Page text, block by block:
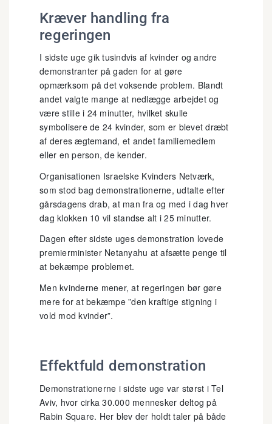
Kræver handling fra
regeringen
I sidste uge gik tusindvis af kvinder og andre
demonstranter på gaden for at gøre
opmærksom på det voksende problem. Blandt
andet valgte mange at nedlægge arbejdet og
være stille i 24 minutter, hvilket skulle
symbolisere de 24 kvinder, som er blevet dræbt
af deres ægtemand, et andet familiemedlem
eller en person, de kender.
Organisationen Israelske Kvinders Netværk,
som stod bag demonstrationerne, udtalte efter
gårsdagens drab, at man fra og med i dag hver
dag klokken 10 vil standse alt i 25 minutter.
Dagen efter sidste uges demonstration lovede
premierminister Netanyahu at afsætte penge til
at bekæmpe problemet.
Men kvinderne mener, at regeringen bør gøre
mere for at bekæmpe ”den kraftige stigning i
vold mod kvinder”.
Effektfuld demonstration
Demonstrationerne i sidste uge var størst i Tel
Aviv, hvor cirka 30.000 mennesker deltog på
Rabin Square. Her blev der holdt taler på både